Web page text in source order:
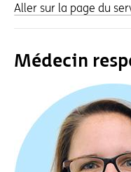
Aller sur la page du
Médecin